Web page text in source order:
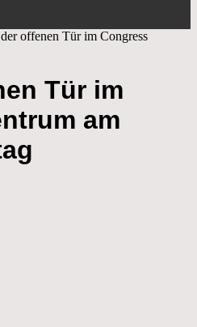
offenen Tür im Congress
Tür im
am